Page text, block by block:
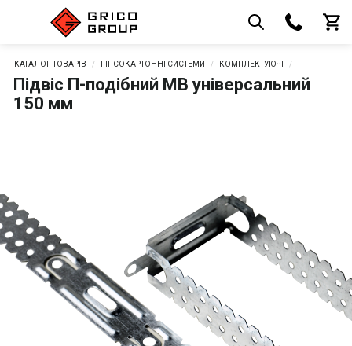
КАТАЛОГ ТОВАРІВ ГІПСОКАРТОННІ СИСТЕМИ КОМПЛЕКТУЮЧІ
Підвіс П-подібний MB універсальний
150 мм